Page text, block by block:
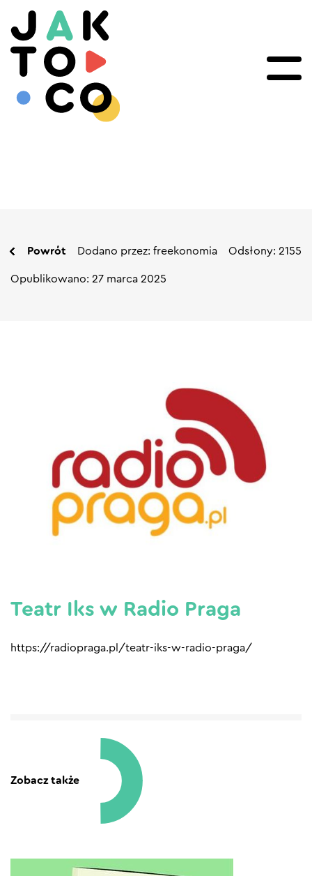
Powrót Dodano przez: freekonomia Odsłony: 2155
Opublikowano: 27 marca 2025
Teatr Iks w Radio Praga
https://radiopraga.pl/teatr-iks-w-radio-praga/
Zobacz także